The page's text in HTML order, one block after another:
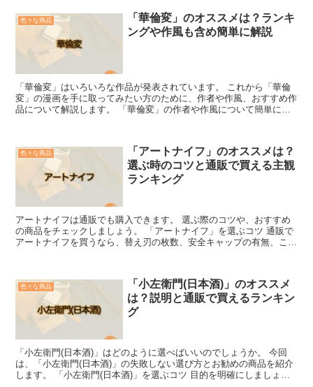
色々な商品
「華倫変」のオススメは？ランキ
ングや作風も含め簡単に解説
「華倫変」はいろいろな作品が発表されています。 これから「華倫
変」の漫画を手に取ってみたい方のために、作者や作風、おすすめ作
品について解説します。 「華倫変」の作者や作風について簡単に説
色々な商品
「アートナイフ」のオススメは？
選ぶ時のコツと通販で買える主観
ランキング
アートナイフは通販でも購入できます。 選ぶ際のコツや、おすすめ
の商品をチェックしましょう。 「アートナイフ」を選ぶコツ 通販で
アートナイフを買うなら、替え刃の枚数、安全キャップの有無、この
色々な商品
「小左衛門(日本酒)」のオススメ
は？説明と通販で買えるランキン
グ
「小左衛門(日本酒)」はどのように選べばいいのでしょうか。 今回
は、「小左衛門(日本酒)」の失敗しない選び方とお勧めの商品を紹介
します。 「小左衛門(日本酒)」を選ぶコツ 目的を明確にしましょ